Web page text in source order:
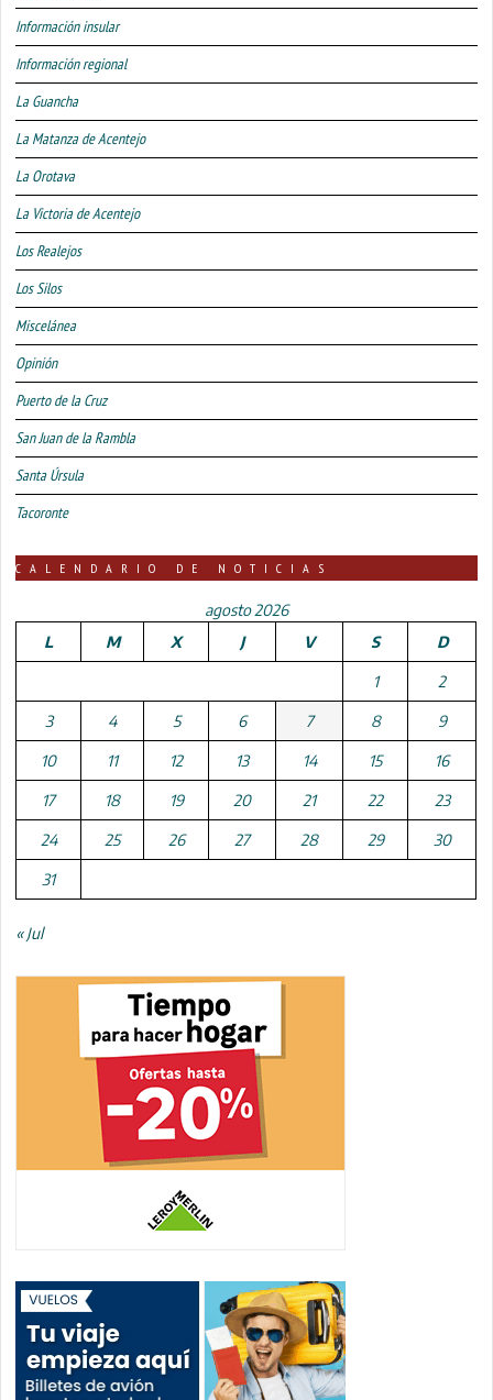
Información insular
Información regional
La Guancha
La Matanza de Acentejo
La Orotava
La Victoria de Acentejo
Los Realejos
Los Silos
Miscelánea
Opinión
Puerto de la Cruz
San Juan de la Rambla
Santa Úrsula
Tacoronte
CALENDARIO DE NOTICIAS
agosto 2026
L
M X J V S D
1 2
3 4 5 6 7 8 9
10 11 12 13 14 15 16
17 18 19 20 21 22 23
24 25 26 27 28 29 30
31
« Jul